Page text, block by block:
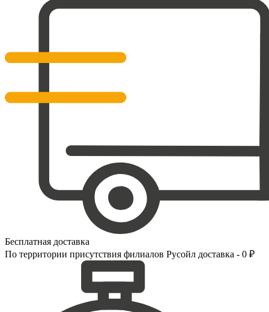
Бесплатная доставка
По территории присутствия филиалов Русойл доставка - 0 ₽